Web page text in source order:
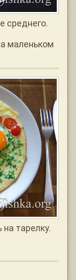
среднего.
маленьком
тарелку.